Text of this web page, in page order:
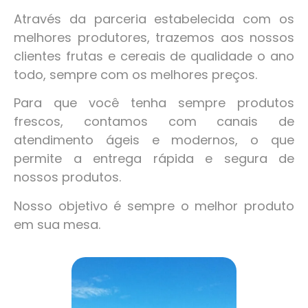
Através da parceria estabelecida com os
melhores produtores, trazemos aos nossos
clientes frutas e cereais de qualidade o ano
todo, sempre com os melhores preços.
Para que você tenha sempre produtos
frescos, contamos com canais de
atendimento ágeis e modernos, o que
permite a entrega rápida e segura de
nossos produtos.
Nosso objetivo é sempre o melhor produto
em sua mesa.